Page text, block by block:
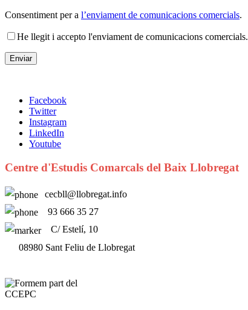
Consentiment per a l’enviament de comunicacions comercials.
He llegit i accepto l'enviament de comunicacions comercials.
Facebook
Twitter
Instagram
LinkedIn
Youtube
Centre d'Estudis Comarcals del Baix Llobregat
cecbll@llobregat.info
93 666 35 27
C/ Estelí, 10
08980 Sant Feliu de Llobregat